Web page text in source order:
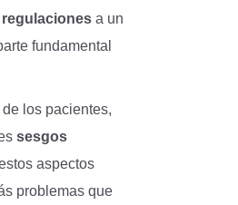
a un
fundamental
de los pacientes,
sesgos
aspectos
problemas que